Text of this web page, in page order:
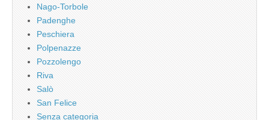
Nago-Torbole
Padenghe
Peschiera
Polpenazze
Pozzolengo
Riva
Salò
San Felice
Senza categoria